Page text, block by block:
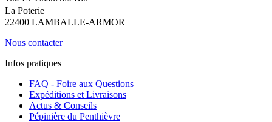
La Poterie
22400 LAMBALLE-ARMOR
Nous contacter
Infos pratiques
FAQ - Foire aux Questions
Expéditions et Livraisons
Actus & Conseils
Pépinière du Penthièvre